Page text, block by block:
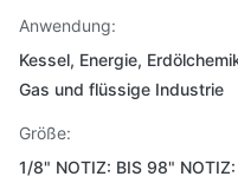
Anwendung:
Kessel, Energie,
Gas und flüssige Industrie
Größe:
1/8" NOTIZ: BIS 98" NOTIZ: